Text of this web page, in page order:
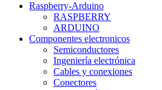
Raspberry-Arduino
RASPBERRY
ARDUINO
Componentes electronicos
Semiconductores
Ingeniería electrónica
Cables y conexiones
Conectores